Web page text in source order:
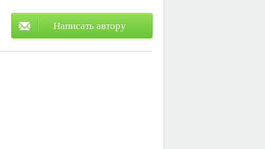
Написать автору